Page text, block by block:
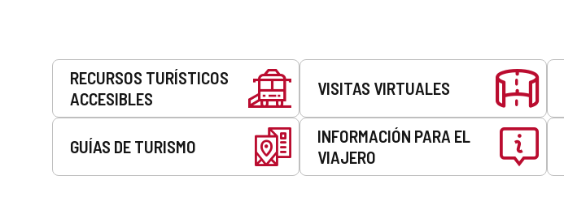
Servicios
RECURSOS TURÍSTICOS
ACCESIBLES
VISITAS VIRTUALES
GUÍAS DE TURISMO
INFORMACIÓN PARA EL
VIAJERO